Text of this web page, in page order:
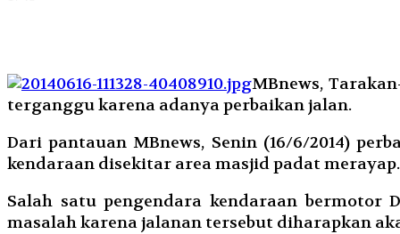
MBnews,
terganggu karena adanya perbaikan jalan.
Dari pantauan MBnews, Senin (16/6/2014)
kendaraan disekitar area masjid padat merayap.
Salah satu pengendara kendaraan
masalah karena jalanan tersebut diharapkan